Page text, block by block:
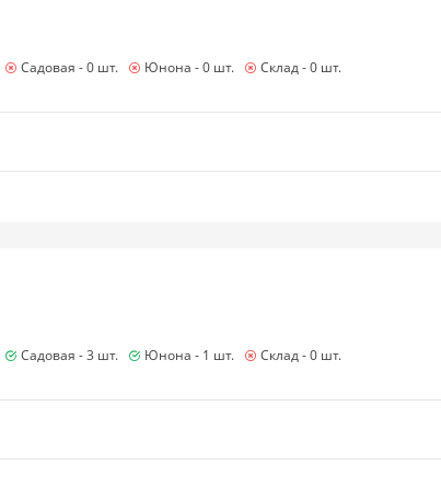
Садовая -0 шт. Юнона -0 шт. Склад -0 шт.
Садовая -3 шт. Юнона - 1 шт. Склад -0 шт.